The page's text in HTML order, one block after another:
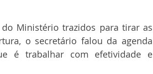
Ministério trazidos para tirar as
o secretário falou da agenda
é trabalhar com efetividade e